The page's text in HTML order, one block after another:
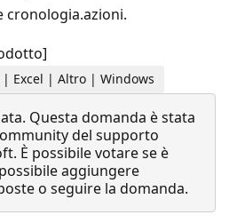
cronologia.azioni.
| Excel | Altro | Windows
Questa domanda è stata
del supporto
È possibile votare se è
aggiungere
o seguire la domanda.